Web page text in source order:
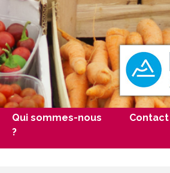
Qui sommes-nous
?
Contact